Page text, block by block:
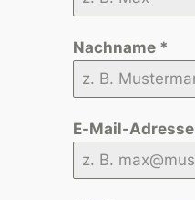
Nachname *
E-Mail-Adresse